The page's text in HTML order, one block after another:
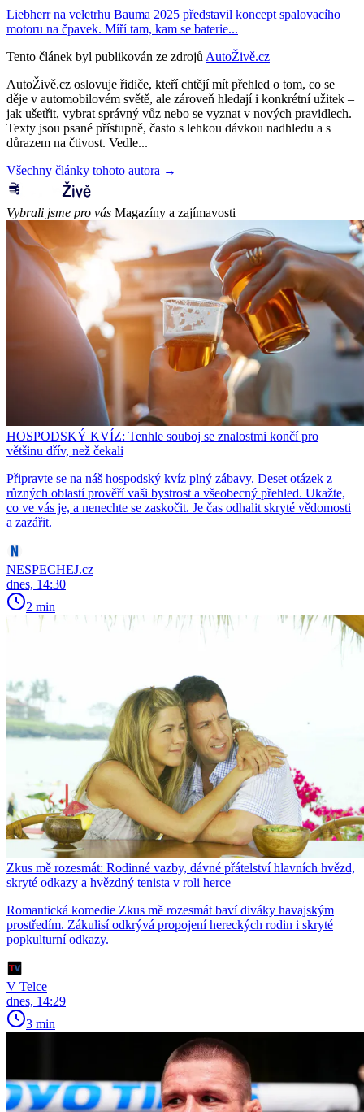
Liebherr na veletrhu Bauma 2025 představil koncept spalovacího
motoru na čpavek. Míří tam, kam se baterie...
Tento článek byl publikován ze zdrojů AutoŽivě.cz
AutoŽivě.cz oslovuje řidiče, kteří chtějí mít přehled o tom, co se
děje v automobilovém světě, ale zároveň hledají i konkrétní užitek –
jak ušetřit, vybrat správný vůz nebo se vyznat v nových pravidlech.
Texty jsou psané přístupně, často s lehkou dávkou nadhledu a s
důrazem na čtivost. Vedle...
Všechny články tohoto autora →
Vybrali jsme pro vás Magazíny a zajímavosti
HOSPODSKÝ KVÍZ: Tenhle souboj se znalostmi končí pro
většinu dřív, než čekali
Připravte se na náš hospodský kvíz plný zábavy. Deset otázek z
různých oblastí prověří vaši bystrost a všeobecný přehled. Ukažte,
co ve vás je, a nenechte se zaskočit. Je čas odhalit skryté vědomosti
a zazářit.
NESPECHEJ.cz
dnes, 14:30
2 min
Zkus mě rozesmát: Rodinné vazby, dávné přátelství hlavních hvězd,
skryté odkazy a hvězdný tenista v roli herce
Romantická komedie Zkus mě rozesmát baví diváky havajským
prostředím. Zákulisí odkrývá propojení hereckých rodin i skryté
popkulturní odkazy.
V Telce
dnes, 14:29
3 min